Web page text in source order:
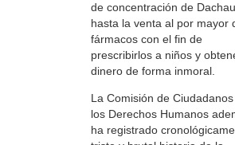
de concentración de Dachau
hasta la venta al por mayor
fármacos con el fin de
prescribirlos a niños y
dinero de forma inmoral.
La Comisión de
los Derechos Humanos
ha registrado